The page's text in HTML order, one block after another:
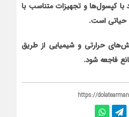
با کپسول‌ها و تجهیزات متناسب با
حیاتی است.
حرارتی و شیمیایی از طریق
فاجعه شود.
https://